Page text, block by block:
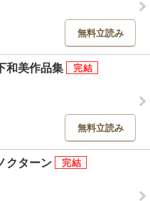
無料立読み
和美作品集
無料立読み
クターン